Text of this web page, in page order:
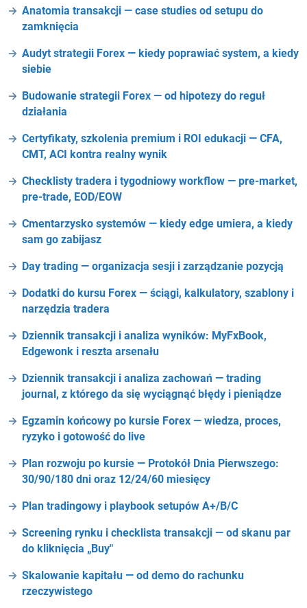
Anatomia transakcji — case studies od setupu do
zamknięcia
Audyt strategii Forex — kiedy poprawiać system, a kiedy
siebie
Budowanie strategii Forex — od hipotezy do reguł
działania
Certyfikaty, szkolenia premium i ROI edukacji — CFA,
CMT, ACI kontra realny wynik
Checklisty tradera i tygodniowy workflow — pre-market,
pre-trade, EOD/EOW
Cmentarzysko systemów — kiedy edge umiera, a kiedy
sam go zabijasz
Day trading — organizacja sesji i zarządzanie pozycją
Dodatki do kursu Forex — ściągi, kalkulatory, szablony i
narzędzia tradera
Dziennik transakcji i analiza wyników: MyFxBook,
Edgewonk i reszta arsenału
Dziennik transakcji i analiza zachowań — trading
journal, z którego da się wyciągnąć błędy i pieniądze
Egzamin końcowy po kursie Forex — wiedza, proces,
ryzyko i gotowość do live
Plan rozwoju po kursie — Protokół Dnia Pierwszego:
30/90/180 dni oraz 12/24/60 miesięcy
Plan tradingowy i playbook setupów A+/B/C
Screening rynku i checklista transakcji — od skanu par
do kliknięcia „Buy"
Skalowanie kapitału — od demo do rachunku
rzeczywistego